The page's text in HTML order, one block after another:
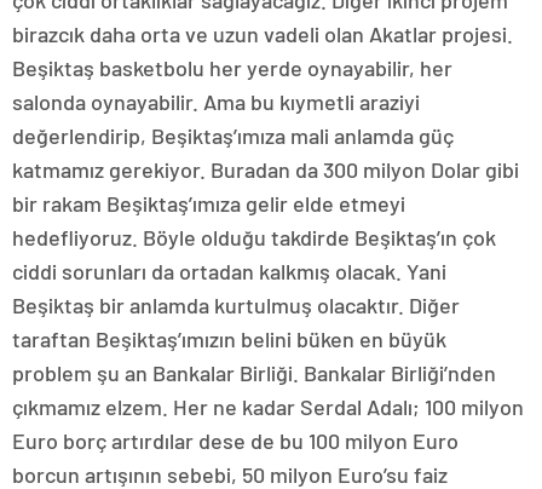
birazcık daha orta ve uzun vadeli olan Akatlar projesi.
Beşiktaş basketbolu her yerde oynayabilir, her
salonda oynayabilir. Ama bu kıymetli araziyi
değerlendirip, Beşiktaş’ımıza mali anlamda güç
katmamız gerekiyor. Buradan da 300 milyon Dolar gibi
bir rakam Beşiktaş’ımıza gelir elde etmeyi
hedefliyoruz. Böyle olduğu takdirde Beşiktaş’ın çok
ciddi sorunları da ortadan kalkmış olacak. Yani
Beşiktaş bir anlamda kurtulmuş olacaktır. Diğer
taraftan Beşiktaş’ımızın belini büken en büyük
problem şu an Bankalar Birliği. Bankalar Birliği’nden
çıkmamız elzem. Her ne kadar Serdal Adalı; 100 milyon
Euro borç artırdılar dese de bu 100 milyon Euro
borcun artışının sebebi, 50 milyon Euro’su faiz